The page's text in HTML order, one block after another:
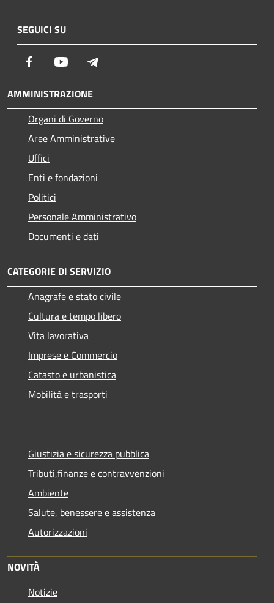
SEGUICI SU
Facebook Youtube
AMMINISTRAZIONE
Organi di Governo
Aree Amministrative
Uffici
Enti e fondazioni
Politici
Personale Amministrativo
Documenti e dati
CATEGORIE DI SERVIZIO
Anagrafe e stato civile
Cultura e tempo libero
Vita lavorativa
Imprese e Commercio
Catasto e urbanistica
Mobilità e trasporti
Giustizia e sicurezza pubblica
Tributi,finanze e contravvenzioni
Ambiente
Salute, benessere e assistenza
Autorizzazioni
NOVITÀ
Notizie